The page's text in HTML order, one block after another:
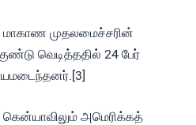
மாகாண முதலமைச்சரின்
வெடித்ததில் 24 பேர்
கென்யாவிலும் அமெரிக்கத்